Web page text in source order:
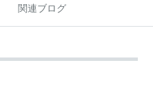
関連ブログ